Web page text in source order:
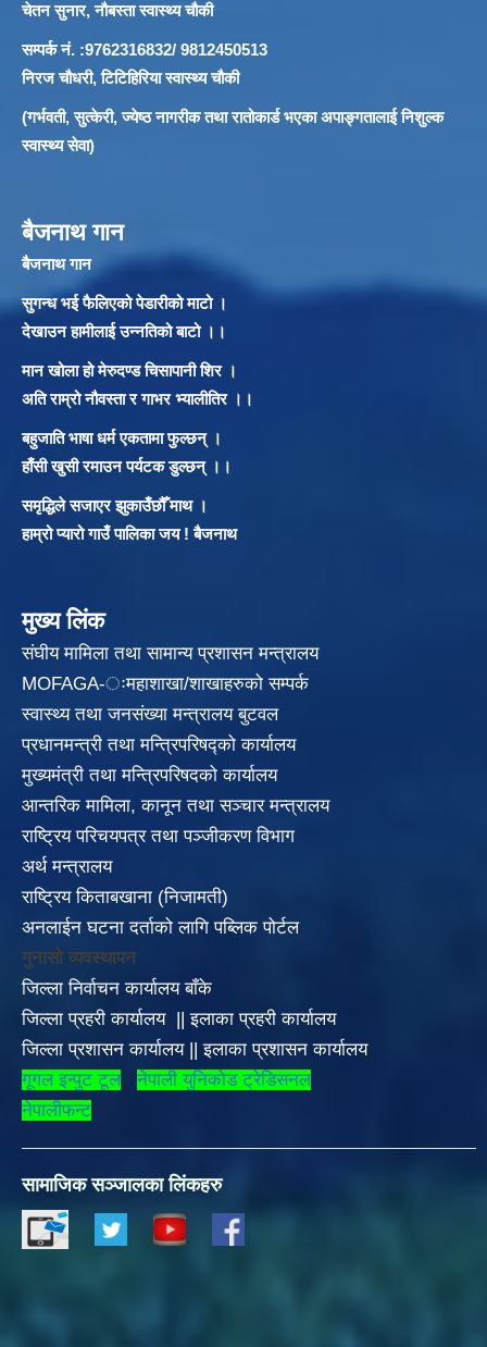
चेतन सुनार, नौबस्ता स्वास्थ्य चौकी
सम्पर्क नं. :9762316832/ 9812450513
निरज चौधरी, टिटिहिरिया स्वास्थ्य चौकी
(गर्भवती, सुत्केरी, ज्येष्ठ नागरीक तथा रातोकार्ड भएका अपाङ्गतालाई निशुल्क
स्वास्थ्य सेवा)
बैजनाथ गान
बैजनाथ गान
सुगन्ध भई फैलिएको पेडारीको माटो ।
देखाउन हामीलाई उन्नतिको बाटो ।।
मान खोला हो मेरुदण्ड चिसापानी शिर ।
अति राम्रो नौवस्ता र गाभर भ्यालीतिर ।।
बहुजाति भाषा धर्म एकतामा फुल्छन् ।
हाँसी खुसी रमाउन पर्यटक डुल्छन् ।।
समृद्धिले सजाएर झुकाउँछौँ माथ ।
हाम्रो प्यारो गाउँ पालिका जय ! बैजनाथ
मुख्य लिंक
संघीय मामिला तथा सामान्य प्रशासन मन्त्रालय
MOFAGA-ःमहाशाखा/शाखाहरुको सम्पर्क
स्वास्थ्य तथा जनसंख्या मन्त्रालय बुटवल
प्रधानमन्त्री तथा मन्त्रिपरिषद्को कार्यालय
मुख्यमंत्री तथा मन्त्रिपरिषदको कार्यालय
आन्तरिक मामिला, कानून तथा सञ्चार मन्त्रालय
राष्ट्रिय परिचयपत्र तथा पञ्जीकरण विभाग
अर्थ मन्त्रालय
राष्ट्रिय किताबखाना (निजामती)
अनलाईन घटना दर्ताको लागि पब्लिक पोर्टल
गुनासो व्यवस्थापन
जिल्ला निर्वाचन कार्यालय बाँके
जिल्ला प्रहरी कार्यालय
||इलाका प्रहरी कार्यालय
जिल्ला प्रशासन कार्यालय||इलाका प्रशासन कार्यालय
गूगल इन्पुट टूल
नेपाली युनिकोड ट्रेडिसनल
नेपालीफन्ट
सामाजिक सञ्जालका लिंकहरु